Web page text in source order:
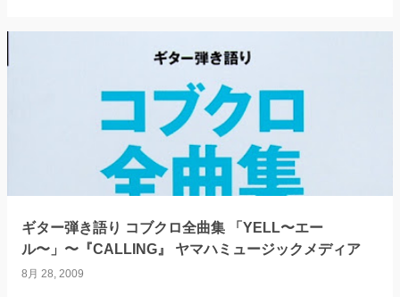
ギター弾き語り コブクロ全曲集 「YELL〜エー
ル〜」〜『CALLING』 ヤマハミュージックメディア
8月 28, 2009